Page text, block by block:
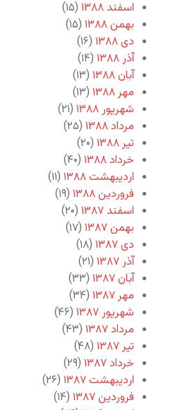
اسفند ۱۳۸۸
(۱۵)
بهمن ۱۳۸۸
(۱۵)
دی ۱۳۸۸
(۱۶)
آذر ۱۳۸۸
(۱۴)
آبان ۱۳۸۸
(۱۳)
مهر ۱۳۸۸
(۱۳)
شهریور ۱۳۸۸
(۲۱)
مرداد ۱۳۸۸
(۲۵)
تیر ۱۳۸۸
(۲۰)
خرداد ۱۳۸۸
(۴۰)
اردیبهشت ۱۳۸۸
(۱۱)
فروردین ۱۳۸۸
(۱۹)
اسفند ۱۳۸۷
(۲۰)
بهمن ۱۳۸۷
(۱۷)
دی ۱۳۸۷
(۱۸)
آذر ۱۳۸۷
(۲۱)
آبان ۱۳۸۷
(۳۳)
مهر ۱۳۸۷
(۳۴)
شهریور ۱۳۸۷
(۴۶)
مرداد ۱۳۸۷
(۴۳)
تیر ۱۳۸۷
(۴۸)
خرداد ۱۳۸۷
(۲۹)
اردیبهشت ۱۳۸۷
(۲۶)
فروردین ۱۳۸۷
(۱۴)